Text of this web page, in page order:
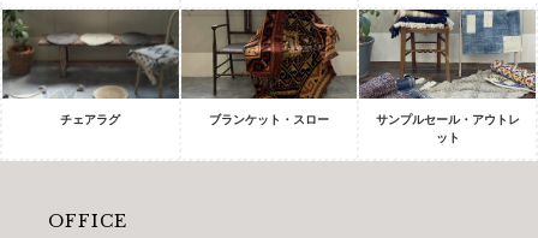
チェアラグ ブランケット・スロー
サンプルセール・アウトレ
ット
OFFICE